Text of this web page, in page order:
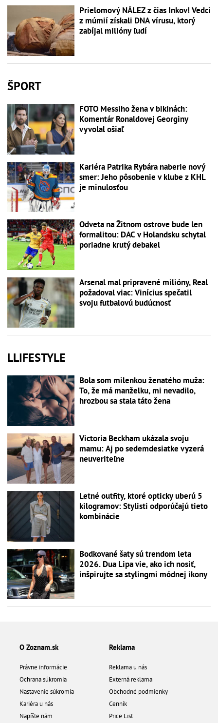
Prielomový NÁLEZ z čias Inkov! Vedci
z múmií získali DNA vírusu, ktorý
zabíjal milióny ľudí
ŠPORT
FOTO Messiho žena v bikinách:
Komentár Ronaldovej Georginy
vyvolal ošiaľ
Kariéra Patrika Rybára naberie nový
smer: Jeho pôsobenie v klube z KHL
je minulosťou
Odveta na Žitnom ostrove bude len
formalitou: DAC v Holandsku schytal
poriadne krutý debakel
Arsenal mal pripravené milióny, Real
požadoval viac: Vinícius spečatil
svoju futbalovú budúcnosť
LLIFESTYLE
Bola som milenkou ženatého muža:
To, že má manželku, mi nevadilo,
hrozbou sa stala táto žena
Victoria Beckham ukázala svoju
mamu: Aj po sedemdesiatke vyzerá
neuveriteľne
Letné outfity, ktoré opticky uberú 5
kilogramov: Stylisti odporúčajú tieto
kombinácie
Bodkované šaty sú trendom leta
2026. Dua Lipa vie, ako ich nosiť,
inšpirujte sa stylingmi módnej ikony
O Zoznam.sk
Právne informácie
Ochrana súkromia
Nastavenie súkromia
Kariéra u nás
Napíšte nám
Reklama
Reklama u nás
Externá reklama
Obchodné podmienky
Cenník
Price List